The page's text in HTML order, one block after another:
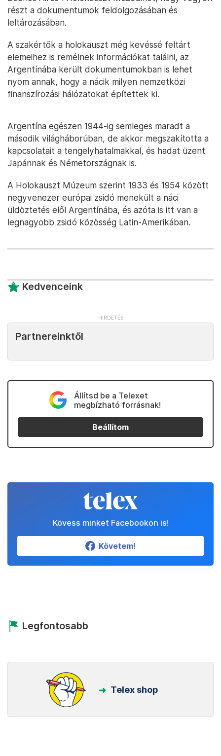
részt a dokumentumok feldolgozásában és
leltározásában.
A szakértők a holokauszt még kevéssé feltárt
elemeihez is remélnek információkat találni, az
Argentínába került dokumentumokban is lehet
nyom annak, hogy a nácik milyen nemzetközi
finanszírozási hálózatokat építettek ki.
Argentína egészen 1944-ig semleges maradt a
második világháborúban, de akkor megszakította a
kapcsolatait a tengelyhatalmakkal, és hadat üzent
Japánnak és Németországnak is.
A Holokauszt Múzeum szerint 1933 és 1954 között
negyvenezer európai zsidó menekült a náci
üldöztetés elől Argentínába, és azóta is itt van a
legnagyobb zsidó közösség Latin-Amerikában.
Kedvenceink
Partnereinktől
Állítsd be a Telexet
megbízható forrásnak!
Beállítom
Kövess minket Facebookon is!
Követem!
Legfontosabb
Telex shop